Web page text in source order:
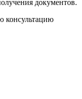
документов.
консультацию